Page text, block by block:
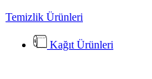
Temizlik Ürünleri
Kağıt Ürünleri